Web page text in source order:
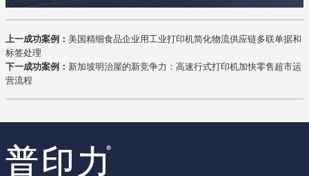
上一成功案例： 美国精细食品企业用工业打印机简化物流供应链多联单据和
标签处理
下一成功案例： 新加坡明治屋的新竞争力：高速行式打印机加快零售超市运
营流程